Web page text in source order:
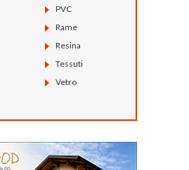
PVC
Rame
Resina
Tessuti
Vetro